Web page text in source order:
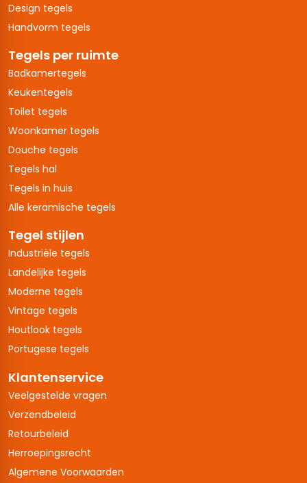
Design tegels
Handvorm tegels
Tegels per ruimte
Badkamertegels
Keukentegels
Toilet tegels
Woonkamer tegels
Douche tegels
Tegels hal
Tegels in huis
Alle keramische tegels
Tegel stijlen
Industriële tegels
Landelijke tegels
Moderne tegels
Vintage tegels
Houtlook tegels
Portugese tegels
Klantenservice
Veelgestelde vragen
Verzendbeleid
Retourbeleid
Herroepingsrecht
Algemene Voorwaarden